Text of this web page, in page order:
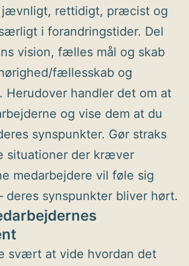
jævnligt, rettidigt, præcist og
i forandringstider. Del
vision, fælles mål og skab
fællesskab og
Herudover handler det om at
og vise dem at du
synspunkter. Gør straks
situationer der kræver
medarbejdere vil føle sig
deres synspunkter bliver hørt.
svært at vide hvordan det